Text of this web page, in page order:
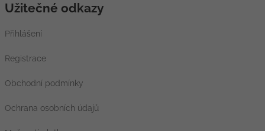
Užitečné odkazy
Přihlášení
Registrace
Obchodní podmínky
Ochrana osobních údajů